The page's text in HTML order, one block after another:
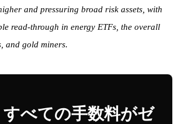
and pressuring broad risk assets, with
read-through in energy ETFs, the overall
and gold miners.
すべての手数料がゼ